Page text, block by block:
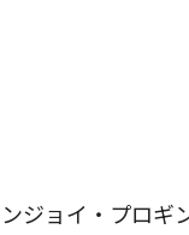
ジョイ・プロギ